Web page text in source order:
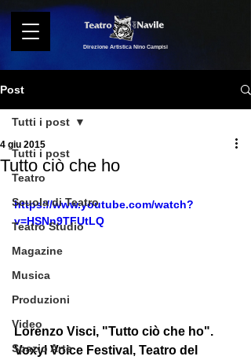
Direzione Artistica Nino Campisi
Post
Tutti i post
Teatro
Scuola di Teatro
Teatro Studio
Magazine
Musica
Produzioni
Video
Spazio Arte
Tutti i post
Tutto ciò che ho
4 giu 2015
https://www.youtube.com/watch?
v=HSNn9TFUtLQ
Lorenzo Visci, "Tutto ciò che ho".
Voxyl Voice Festival, Teatro del